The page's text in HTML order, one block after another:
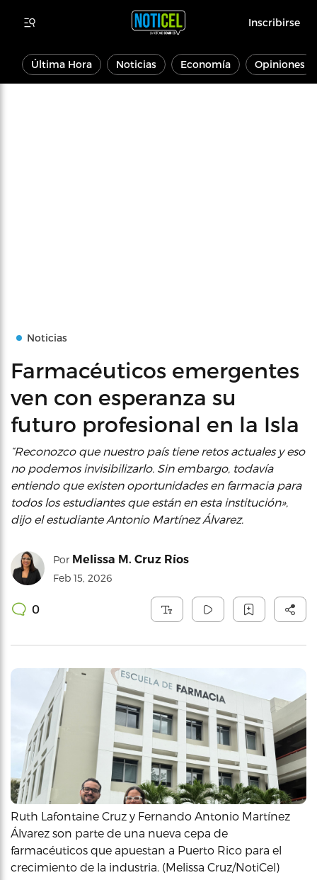
Inscribirse
Última Hora Noticias Economía Opiniones
Noticias
Farmacéuticos emergentes
ven con esperanza su
futuro profesional en la Isla
“Reconozco que nuestro país tiene retos actuales y eso
no podemos invisibilizarlo. Sin embargo, todavía
entiendo que existen oportunidades en farmacia para
todos los estudiantes que están en esta institución»,
dijo el estudiante Antonio Martínez Álvarez.
Por Melissa M. Cruz Ríos
Feb 15, 2026
0
Ruth Lafontaine Cruz y Fernando Antonio Martínez
Álvarez son parte de una nueva cepa de
farmacéuticos que apuestan a Puerto Rico para el
crecimiento de la industria. (Melissa Cruz/NotiCel)